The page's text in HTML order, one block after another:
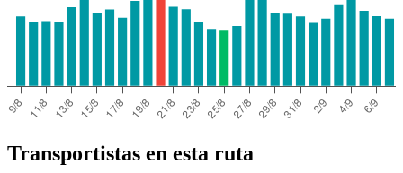
Transportistas en esta ruta